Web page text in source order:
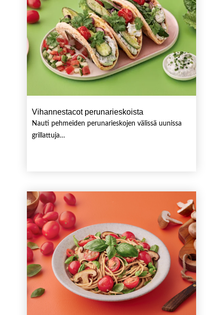
Vihannestacot perunarieskoista
Nauti pehmeiden perunarieskojen välissä uunissa
grillattuja…